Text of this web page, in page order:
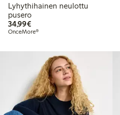
Lyhythihainen neulottu
pusero
34,99€34,99 €
OnceMore®